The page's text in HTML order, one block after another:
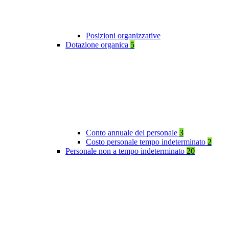
Posizioni organizzative
Dotazione organica 5
Conto annuale del personale 3
Costo personale tempo indeterminato 2
Personale non a tempo indeterminato 20